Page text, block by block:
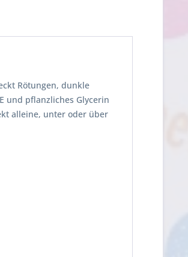
Rötungen, dunkle
und pflanzliches Glycerin
alleine, unter oder über